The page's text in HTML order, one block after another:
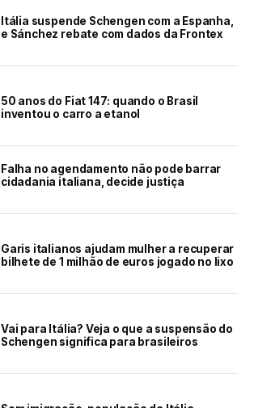
Itália suspende Schengen com a Espanha,
e Sánchez rebate com dados da Frontex
50 anos do Fiat 147: quando o Brasil
inventou o carro a etanol
Falha no agendamento não pode barrar
cidadania italiana, decide justiça
Garis italianos ajudam mulher a recuperar
bilhete de 1 milhão de euros jogado no lixo
Vai para Itália? Veja o que a suspensão do
Schengen significa para brasileiros